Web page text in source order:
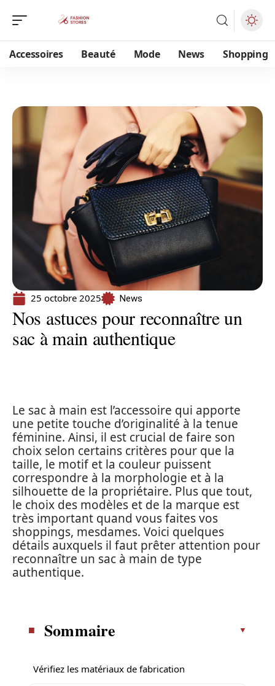
Accessoires Beauté Mode News Shopping
25 octobre 2025 News
Nos astuces pour reconnaître un
sac à main authentique
Le sac à main est l’accessoire qui apporte
une petite touche d’originalité à la tenue
féminine. Ainsi, il est crucial de faire son
choix selon certains critères pour que la
taille, le motif et la couleur puissent
correspondre à la morphologie et à la
silhouette de la propriétaire. Plus que tout,
le choix des modèles et de la marque est
très important quand vous faites vos
shoppings, mesdames. Voici quelques
détails auxquels il faut prêter attention pour
reconnaître un sac à main de type
authentique.
Sommaire
Vérifiez les matériaux de fabrication